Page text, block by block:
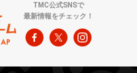
TMC公式SNSで
最新情報をチェック！